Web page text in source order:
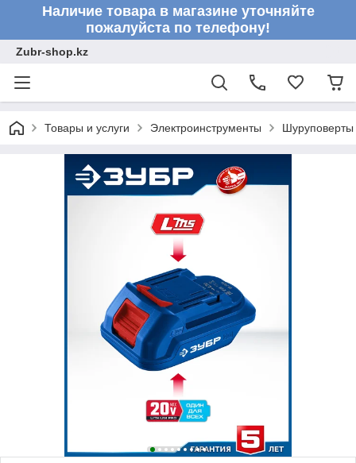
Наличие товара в магазине уточняйте
пожалуйста по телефону!
Zubr-shop.kz
Товары и услуги Электроинструменты Шуруповерты